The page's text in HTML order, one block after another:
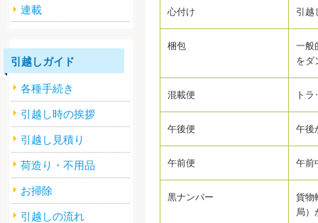
心付け 引越
梱包
一般
をダ
混載便 ト
午後便 午後
午前便 午前
黒ナンバー
貨物
局）
連載
引越しガイド
各種手続き
引越し時の挨拶
引越し見積り
荷造り・不用品
お掃除
引越しの流れ